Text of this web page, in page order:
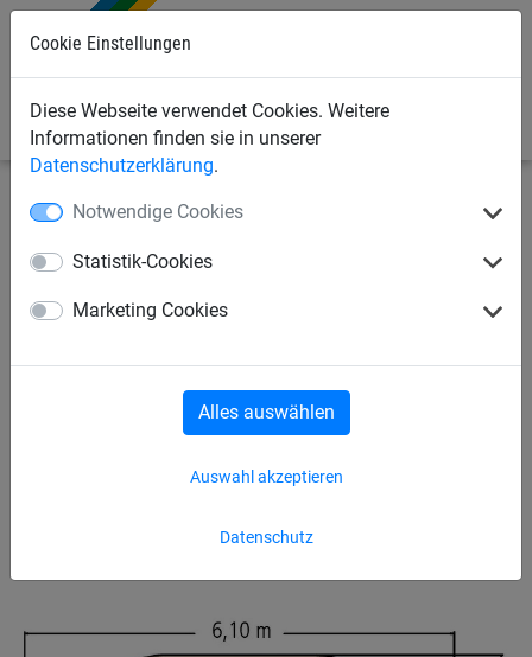
Cookie Einstellungen
Diese Webseite verwendet Cookies. Weitere
Informationen finden sie in unserer
Datenschutzerklärung.
Notwendige Cookies
Statistik-Cookies
Marketing Cookies
Datenschutz
Auswahl akzeptieren
Alles auswählen
Seilspielgeräte Fun-Parcours 2010 für Stahlpfosten
FUN-PARCOURS 2010
"KLETTERSPIEL
ABENTEUERTUNNEL"